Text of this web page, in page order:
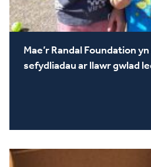
Mae’r Randal Foundation
sefydliadau ar llawr gwlad